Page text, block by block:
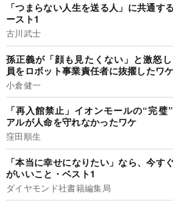
「つまらない人生を送る人」に共通す
ースト1
古川武士
孫正義が「顔も見たくない」と激怒
員をロボット事業責任者に抜擢したワケ
小倉健一
「再入館禁止」イオンモールの“完璧
アルが人命を守れなかったワケ
窪田順生
「本当に幸せになりたい」なら、今す
がいいこと・ベスト1
ダイヤモンド社書籍編集局